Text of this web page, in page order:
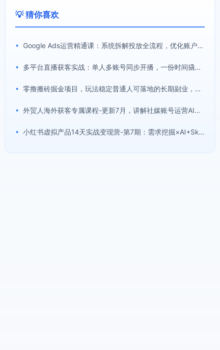
💡 猜你喜欢
• Google Ads运营精通课：系统拆解投放全流程，优化账户提升广告投产回报率
• 多平台直播获客实战：单人多账号同步开播，一份时间撬动多渠道精准流量
• 零撸搬砖掘金项目，玩法稳定普通人可落地的长期副业，月收益轻松10000+
• 外贸人海外获客专属课程-更新7月，讲解社媒账号运营AI矩阵玩法，，系统掌握海外客户开发全流程实战方法
• 小红书虚拟产品14天实战变现营-第7期：需求挖掘×AI+Skill原创×产品矩阵×内容笔记×一人公司进阶×全链路